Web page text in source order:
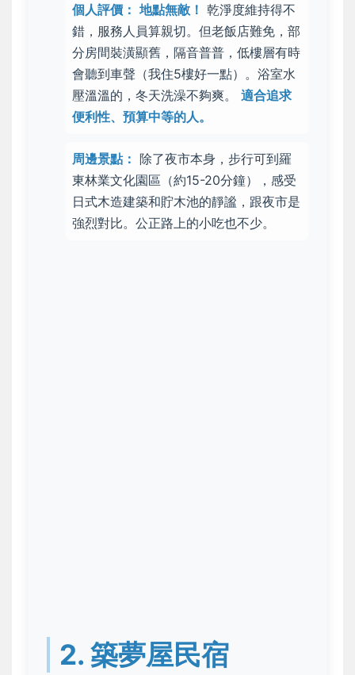
個人評價： 地點無敵！ 乾淨度維持得不
錯，服務人員算親切。但老飯店難免， 部
分房間裝潢顯舊 ，隔音普普，低樓層有時
會聽到車聲（我住5樓好一點）。 浴室水
壓溫溫的，冬天洗澡不夠爽。 適合追求
便利性、預算中等的人。
周邊景點： 除了夜市本身，步行可到羅
東林業文化園區（約15-20分鐘），感受
日式木造建築和貯木池的靜謐，跟夜市是
強烈對比。公正路上的小吃也不少。
2. 築夢屋民宿